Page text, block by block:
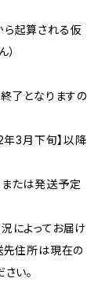
起算される仮
了となりますの
3月下旬】以降
たは発送予定
によってお届け
先住所は現在の
い。